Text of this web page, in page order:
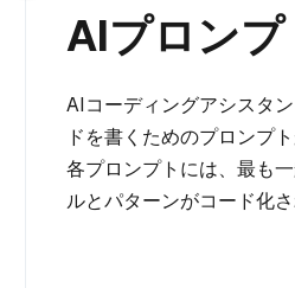
AIプロンプ
AIコーディングアシスタ
ドを書くためのプロンプ
各プロンプトには、最も
ルとパターンがコード化さ